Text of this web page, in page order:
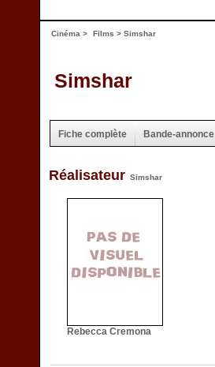
Cinéma > Films > Simshar
Simshar
Fiche complète Bande-annonce
Réalisateur Simshar
Rebecca Cremona